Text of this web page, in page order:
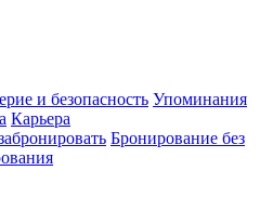
и безопасность Упоминания
Карьера
Бронирование без